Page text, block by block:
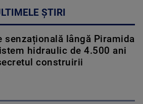
ȘTIRI
senzațională lângă Piramida
hidraulic de 4.500 ani
construirii